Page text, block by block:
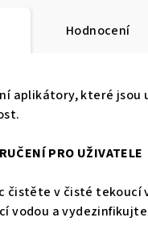
Hodnocení
aplikátory, které jsou
PRO UŽIVATELE
čistěte v čisté tekoucí
vodou a